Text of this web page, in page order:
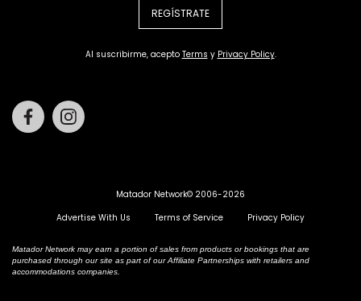
REGÍSTRATE
Al suscribirme, acepto Terms y Privacy Policy.
Facebook
Matador Network© 2006-2026
Advertise With Us
Terms of Service Privacy Policy
Matador Network may earn a portion of sales from products or bookings that are
purchased through our site as part of our Affiliate Partnerships with retailers and
accommodations companies.